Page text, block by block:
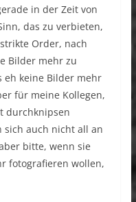
in der Zeit von
das zu verbieten,
Order, nach
Bilder mehr zu
eh keine Bilder mehr
für meine Kollegen,
durchknipsen
sich auch nicht all an
bitte, wenn sie
fotografieren wollen,